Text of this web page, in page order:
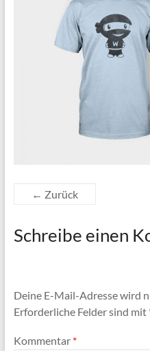
← Zurück
Schreibe einen
Deine E-Mail-Adresse wird
Erforderliche Felder sind mit
Kommentar *